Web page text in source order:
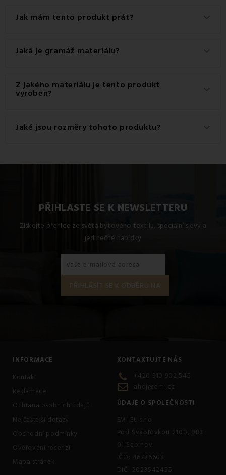
Tento produkt má praktické zapínání na Knoflíky.
Jak mám tento produkt prát?
Pro dosažení nejlepších výsledků doporučujeme tento
produkt prát na 60 °C.
Jaká je gramáž materiálu?
Gramáž materiálu použitého pro tento produkt je 120
g/m2.
Z jakého materiálu je tento produkt
vyroben?
Tento produkt je vyroben z kvalitního materiálu: 100%
Bavlna.
Jaké jsou rozměry tohoto produktu?
PŘIHLASTE SE K NEWSLETTERU
Získejte přehled ze světa bytového textilu, speciální slevy a
jedinečné nabídky
INFORMACE
Kontakt
Reklamace
Ochrana osobních údajů
Nejčastejší dotazy
Obchodní podmínky
Ověřování recenzí
Mapa stránek
KONTAKTUJTE NÁS
+420 910 902 545
ahoj@emi.cz
ÚDAJE O SPOLEČNOSTI
EMI EU s.r.o.
Pod Švabľovkou 2100, 083
01 Sabinov
IČO: 46726608
DIČ: 2023542455